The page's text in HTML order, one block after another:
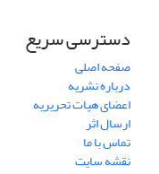
دسترسی سریع
صفحه اصلی
درباره نشریه
اعضای هیات تحریریه
ارسال اثر
تماس با ما
نقشه سایت